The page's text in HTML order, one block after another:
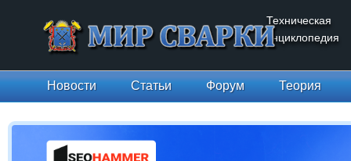
Техническая
энциклопедия
Новости Статьи Форум Теория